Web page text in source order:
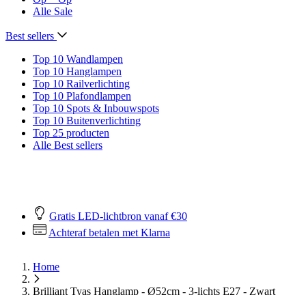
Alle Sale
Best sellers
Top 10 Wandlampen
Top 10 Hanglampen
Top 10 Railverlichting
Top 10 Plafondlampen
Top 10 Spots & Inbouwspots
Top 10 Buitenverlichting
Top 25 producten
Alle Best sellers
Gratis LED-lichtbron vanaf €30
Achteraf betalen met Klarna
Home
Brilliant Tyas Hanglamp - Ø52cm - 3-lichts E27 - Zwart